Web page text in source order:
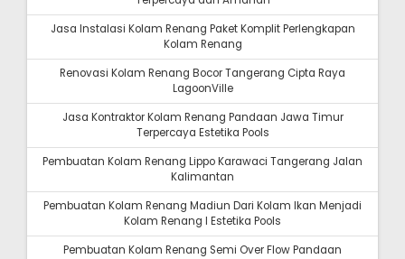
Jasa Instalasi Kolam Renang Paket Komplit Perlengkapan
Kolam Renang
Renovasi Kolam Renang Bocor Tangerang Cipta Raya
LagoonVille
Jasa Kontraktor Kolam Renang Pandaan Jawa Timur
Terpercaya Estetika Pools
Pembuatan Kolam Renang Lippo Karawaci Tangerang Jalan
Kalimantan
Pembuatan Kolam Renang Madiun Dari Kolam Ikan Menjadi
Kolam Renang I Estetika Pools
Pembuatan Kolam Renang Semi Over Flow Pandaan